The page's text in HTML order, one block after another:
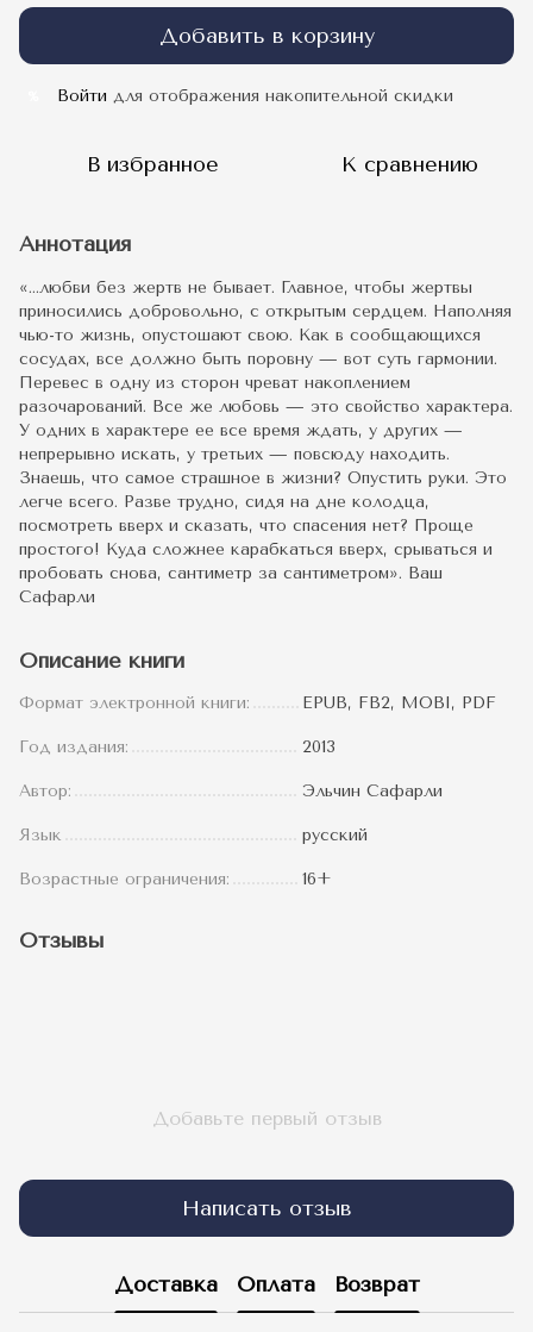
Добавить в корзину
Войти для отображения накопительной скидки
В избранное К сравнению
Аннотация
«…любви без жертв не бывает. Главное, чтобы жертвы
приносились добровольно, с открытым сердцем. Наполняя
чью-то жизнь, опустошают свою. Как в сообщающихся
сосудах, все должно быть поровну — вот суть гармонии.
Перевес в одну из сторон чреват накоплением
разочарований. Все же любовь — это свойство характера.
У одних в характере ее все время ждать, у других —
непрерывно искать, у третьих — повсюду находить.
Знаешь, что самое страшное в жизни? Опустить руки. Это
легче всего. Разве трудно, сидя на дне колодца,
посмотреть вверх и сказать, что спасения нет? Проще
простого! Куда сложнее карабкаться вверх, срываться и
пробовать снова, сантиметр за сантиметром». Ваш
Сафарли
Описание книги
Формат электронной книги: EPUB, FB2, MOBI, PDF
Год издания: 2013
Автор: Эльчин Сафарли
Язык русский
Возрастные ограничения: 16+
Отзывы
Добавьте первый отзыв
Написать отзыв
Доставка Оплата Возврат